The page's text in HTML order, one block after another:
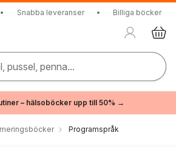
• Snabba leveranser • Billiga böcker
pussel, penna...
– hälsoböcker upp till 50% →
Programspråk